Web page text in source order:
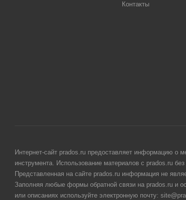
Контакты
Интернет-сайт prados.ru предоставляет информацию о
инструмента. Использование материалов с prados.ru
Представленная на сайте prados.ru информация не
Заполняя любые формы обратной связи на prados.ru и
или описаниях используйте электронную почту: